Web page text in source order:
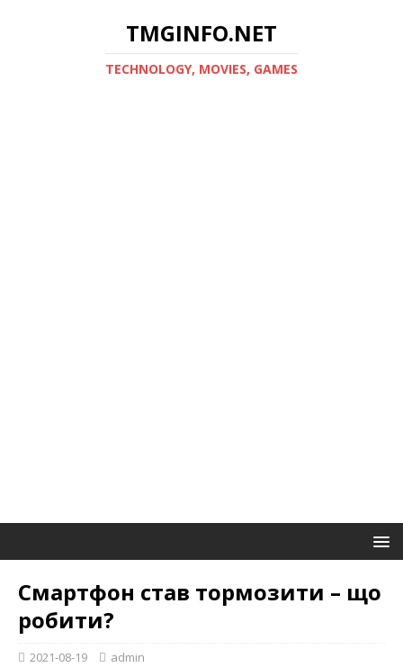
TMGINFO.NET
ТECHNOLOGY, MOVIES, GAMES
Смартфон став тормозити – що
робити?
2021-08-19 admin